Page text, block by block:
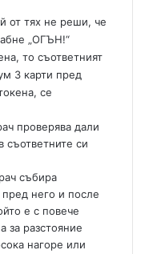
от тях не реши, че
„ОГЪН!“
то съответният
3 карти пред
се
проверява дали
съответните си
събира
пред него и после
е с повече
за разстояние
нагоре или